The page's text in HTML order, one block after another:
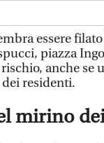
essere
piazza
anche se
residenti.
mirino